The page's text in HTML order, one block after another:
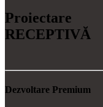
Proiectare
RECEPTIVĂ
Dezvoltare Premium